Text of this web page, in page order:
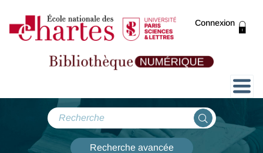
Connexion
Présentation
Collections Recherche avancée